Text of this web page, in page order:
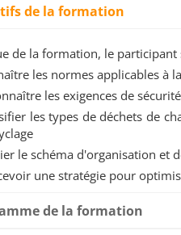
de la formation
de la formation, le
les normes applicables à
les exigences de
les types de déchets de
le schéma d'organisation et
une stratégie pour
de la formation